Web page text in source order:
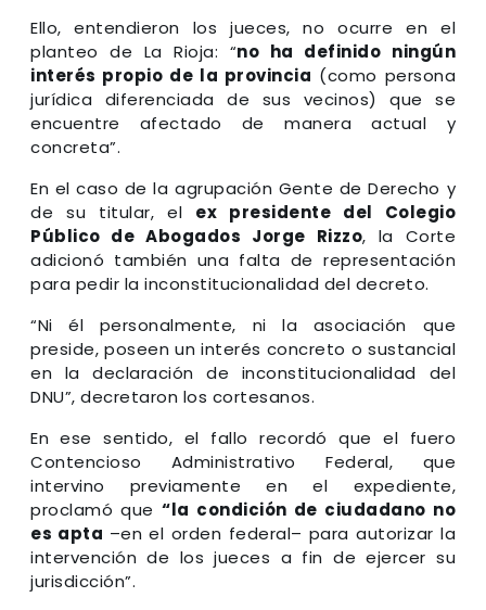
Ello, entendieron los jueces, no ocurre en el
planteo de La Rioja: “no ha definido ningún
interés propio de la provincia (como persona
jurídica diferenciada de sus vecinos) que se
encuentre afectado de manera actual y
concreta”.
En el caso de la agrupación Gente de Derecho y
de su titular, el ex presidente del Colegio
Público de Abogados Jorge Rizzo, la Corte
adicionó también una falta de representación
para pedir la inconstitucionalidad del decreto.
“Ni él personalmente, ni la asociación que
preside, poseen un interés concreto o sustancial
en la declaración de inconstitucionalidad del
DNU”, decretaron los cortesanos.
En ese sentido, el fallo recordó que el fuero
Contencioso Administrativo Federal, que
intervino previamente en el expediente,
proclamó que“la condición de ciudadano no
es apta –en el orden federal– para autorizar la
intervención de los jueces a fin de ejercer su
jurisdicción”.